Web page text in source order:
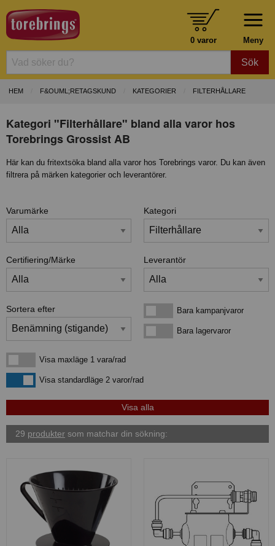
Meny
0 varor
Sök
HEM F&OUML;RETAGSKUND KATEGORIER FILTERHÅLLARE
Kategori "Filterhållare" bland alla varor hos
Torebrings Grossist AB
Här kan du fritextsöka bland alla varor hos Torebrings varor. Du kan även
filtrera på märken kategorier och leverantörer.
Varumärke Kategori
Certifiering/Märke Leverantör
Sortera efter Bara kampanjvarorBara kampanjvaror
Bara lagervarorBara lagervaror
Visa maxläge 1 vara/rad
Visa maxläge 1 vara/rad
Visa standardlägeVisa standardläge 2 varor/rad
29 produkter som matchar din sökning: